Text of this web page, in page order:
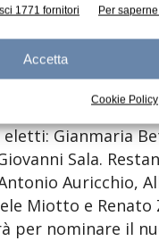
1771 fornitori Per
Accetta
Cookie Policy
Consiglio di
2024.
Gianmaria
Sala.
Auricchio,
Miotto e Renato
per nominare il